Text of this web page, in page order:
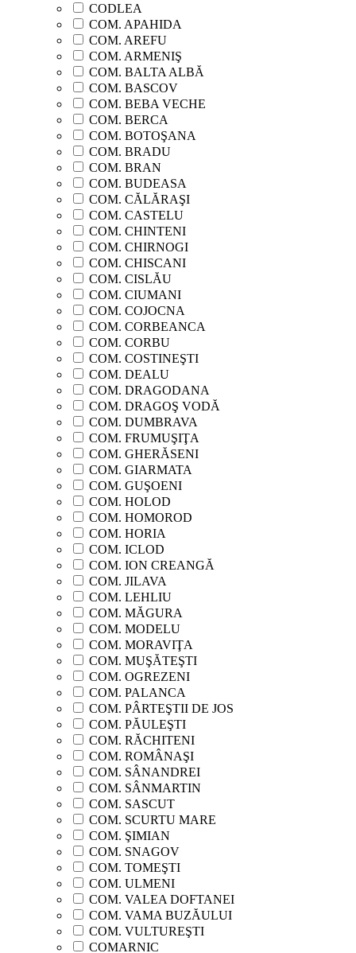
CODLEA
COM. APAHIDA
COM. AREFU
COM. ARMENIŞ
COM. BALTA ALBĂ
COM. BASCOV
COM. BEBA VECHE
COM. BERCA
COM. BOTOŞANA
COM. BRADU
COM. BRAN
COM. BUDEASA
COM. CĂLĂRAŞI
COM. CASTELU
COM. CHINTENI
COM. CHIRNOGI
COM. CHISCANI
COM. CISLĂU
COM. CIUMANI
COM. COJOCNA
COM. CORBEANCA
COM. CORBU
COM. COSTINEŞTI
COM. DEALU
COM. DRAGODANA
COM. DRAGOŞ VODĂ
COM. DUMBRAVA
COM. FRUMUŞIŢA
COM. GHERĂSENI
COM. GIARMATA
COM. GUŞOENI
COM. HOLOD
COM. HOMOROD
COM. HORIA
COM. ICLOD
COM. ION CREANGĂ
COM. JILAVA
COM. LEHLIU
COM. MĂGURA
COM. MODELU
COM. MORAVIŢA
COM. MUŞĂTEŞTI
COM. OGREZENI
COM. PALANCA
COM. PÂRTEŞTII DE JOS
COM. PĂULEŞTI
COM. RĂCHITENI
COM. ROMÂNAŞI
COM. SÂNANDREI
COM. SÂNMARTIN
COM. SASCUT
COM. SCURTU MARE
COM. ŞIMIAN
COM. SNAGOV
COM. TOMEŞTI
COM. ULMENI
COM. VALEA DOFTANEI
COM. VAMA BUZĂULUI
COM. VULTUREŞTI
COMARNIC